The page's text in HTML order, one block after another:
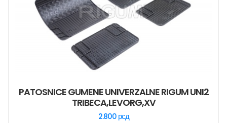
PATOSNICE GUMENE UNIVERZALNE RIGUM UNI2
TRIBECA,LEVORG,XV
2.800 рсд